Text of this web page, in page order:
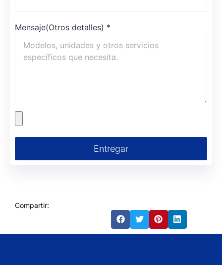
Mensaje(Otros detalles) *
Entregar
Compartir: